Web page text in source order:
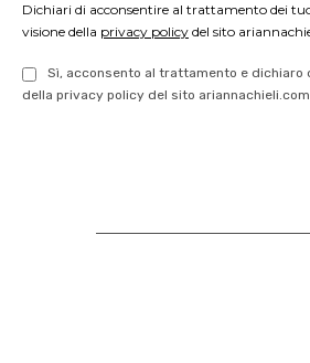
Dichiari di acconsentire al trattamento dei
visione della privacy policy del sito
Sì, acconsento al trattamento e dichiaro
della privacy policy del sito ariannachieli.com